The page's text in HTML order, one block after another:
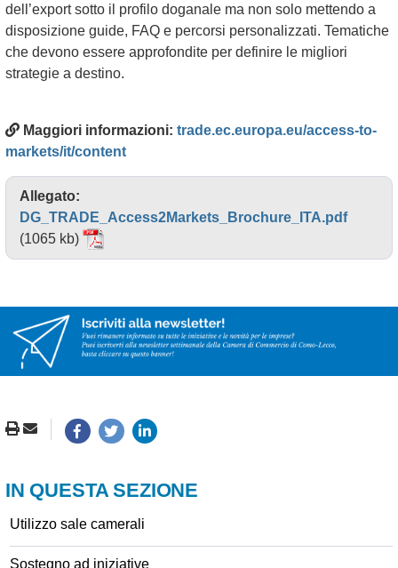
dell’export sotto il profilo doganale ma non solo mettendo a
disposizione guide, FAQ e percorsi personalizzati. Tematiche
che devono essere approfondite per definire le migliori
strategie a destino.
Maggiori informazioni: trade.ec.europa.eu/access-to-
markets/it/content
Allegato:
DG_TRADE_Access2Markets_Brochure_ITA.pdf
(1065 kb)
IN QUESTA SEZIONE
Utilizzo sale camerali
Sostegno ad iniziative